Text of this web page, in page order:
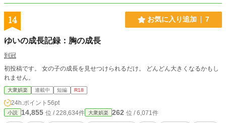
14 お気に入り追加 7
ゆいの成長記録：胸の成長
到冠
初投稿です。 女の子の成長を見せつけられるだけ。 どんどん大きくなるかもし
れません。
大衆娯楽 連載中 短編 R18
24h.ポイント 56pt
小説 14,855 位 / 228,634件 大衆娯楽 262 位 / 6,071件